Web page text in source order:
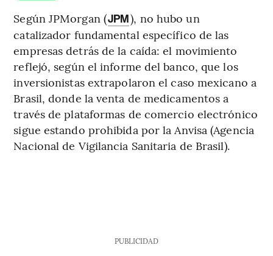
Según JPMorgan (JPM), no hubo un
catalizador fundamental específico de las
empresas detrás de la caída: el movimiento
reflejó, según el informe del banco, que los
inversionistas extrapolaron el caso mexicano a
Brasil, donde la venta de medicamentos a
través de plataformas de comercio electrónico
sigue estando prohibida por la Anvisa (Agencia
Nacional de Vigilancia Sanitaria de Brasil).
PUBLICIDAD